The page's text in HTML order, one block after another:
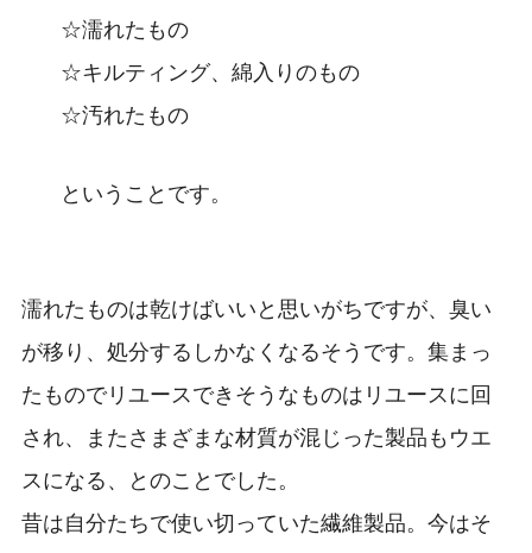
☆濡れたもの
☆キルティング、綿入りのもの
☆汚れたもの
ということです。
濡れたものは乾けばいいと思いがちですが、臭い
が移り、処分するしかなくなるそうです。集まっ
たものでリユースできそうなものはリユースに回
され、またさまざまな材質が混じった製品もウエ
スになる、とのことでした。
昔は自分たちで使い切っていた繊維製品。今はそ